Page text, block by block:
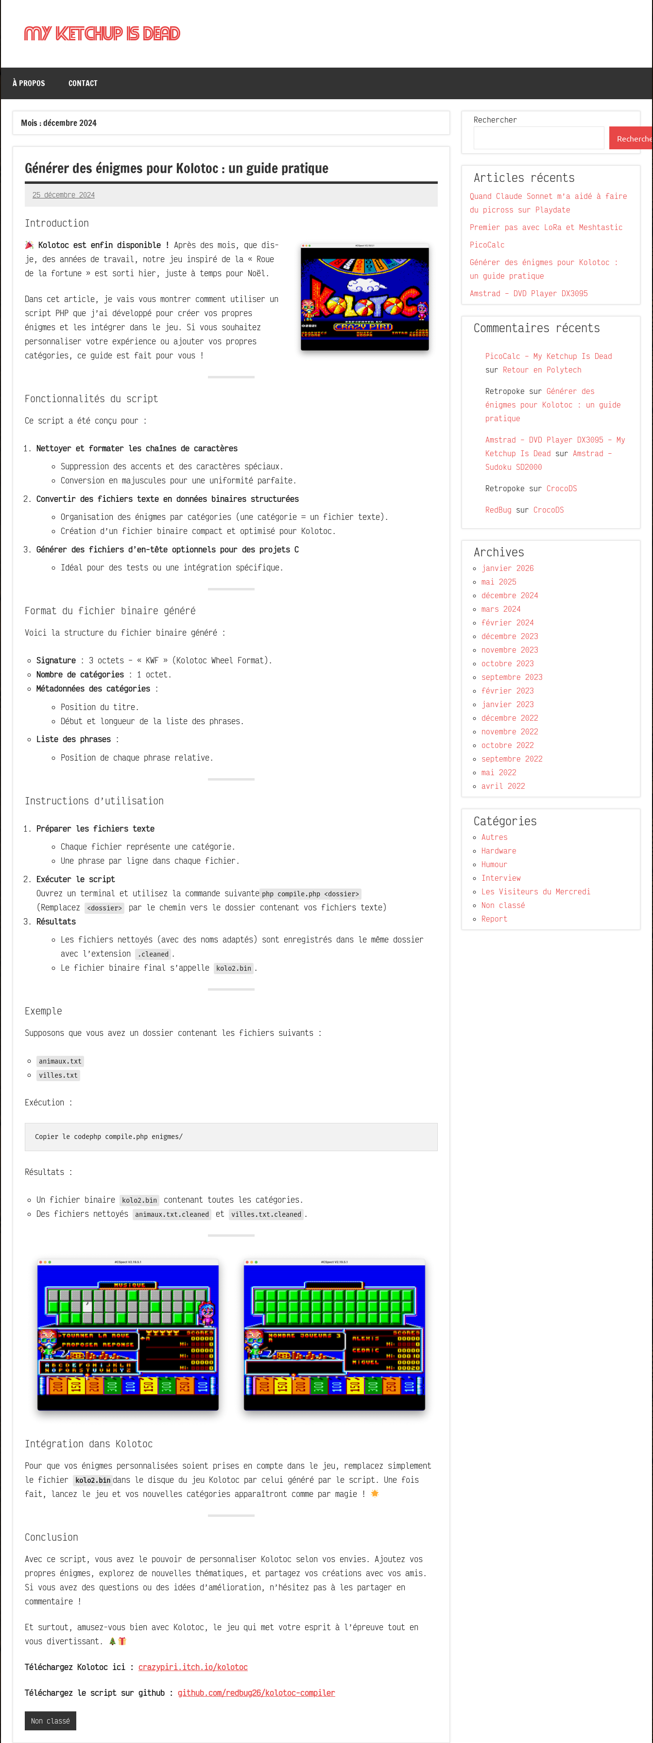
contenuMy Ketchup Is Dead
À PROPOS CONTACT
Mois :décembre 2024
Générer des énigmes pour Kolotoc : un guide pratique
25 décembre 2024
RedBug
1
Introduction
Kolotoc est enfin disponible !
Après des mois, que dis-
je, des années de travail, notre jeu inspiré de la « Roue
de la fortune » est sorti hier, juste à temps pour Noël.
Dans cet article, je vais vous montrer comment utiliser un
script PHP que j’ai développé pour créer vos propres
énigmes et les intégrer dans le jeu. Si vous souhaitez
personnaliser votre expérience ou ajouter vos propres
catégories, ce guide est fait pour vous !
Fonctionnalités du script
Ce script a été conçu pour :
Nettoyer et formater les chaînes de caractères
Suppression des accents et des caractères spéciaux.
Conversion en majuscules pour une uniformité parfaite.
Convertir des fichiers texte en données binaires structurées
Organisation des énigmes par catégories (une catégorie = un fichier texte).
Création d’un fichier binaire compact et optimisé pour Kolotoc.
Générer des fichiers d’en-tête optionnels pour des projets C
Idéal pour des tests ou une intégration spécifique.
Format du fichier binaire généré
Voici la structure du fichier binaire généré :
Signature : 3 octets – « KWF » (Kolotoc Wheel Format).
Nombre de catégories : 1 octet.
Métadonnées des catégories :
Position du titre.
Début et longueur de la liste des phrases.
Liste des phrases :
Position de chaque phrase relative.
Instructions d’utilisation
Préparer les fichiers texte
Chaque fichier représente une catégorie.
Une phrase par ligne dans chaque fichier.
Exécuter le script
Ouvrez un terminal et utilisez la commande suivante php compile.php <dossier>
(Remplacez <dossier>
par le chemin vers le dossier contenant vos fichiers texte)
Résultats
Les fichiers nettoyés (avec des noms adaptés) sont enregistrés dans le même dossier
avec l’extension
.cleaned .
Le fichier binaire final s’appelle
kolo2.bin .
Exemple
Supposons que vous avez un dossier contenant les fichiers suivants :
animaux.txt
villes.txt
Exécution :
Copier le codephp compile.php enigmes/
Résultats :
Un fichier binaire kolo2.bin
contenant toutes les catégories.
Des fichiers nettoyés
animaux.txt.cleaned et villes.txt.cleaned .
Intégration dans Kolotoc
Pour que vos énigmes personnalisées soient prises en compte dans le jeu, remplacez simplement
le fichier
kolo2.bin dans le disque du jeu Kolotoc par celui généré par le script. Une fois
fait, lancez le jeu et vos nouvelles catégories apparaîtront comme par magie !
Conclusion
Avec ce script, vous avez le pouvoir de personnaliser Kolotoc selon vos envies. Ajoutez vos
propres énigmes, explorez de nouvelles thématiques, et partagez vos créations avec vos amis.
Si vous avez des questions ou des idées d’amélioration, n’hésitez pas à les partager en
commentaire !
Et surtout, amusez-vous bien avec Kolotoc, le jeu qui met votre esprit à l’épreuve tout en
vous divertissant.
Téléchargez Kolotoc ici : crazypiri.itch.io/kolotoc
Téléchargez le script sur github : github.com/redbug26/kolotoc-compiler
Non classé
Rechercher
Articles récents
Quand Claude Sonnet m’a aidé à faire
du picross sur Playdate
Premier pas avec LoRa et Meshtastic
PicoCalc
Générer des énigmes pour Kolotoc :
un guide pratique
Amstrad – DVD Player DX3095
Commentaires récents
PicoCalc – My Ketchup Is Dead
sur Retour en Polytech
Retropoke sur Générer des
énigmes pour Kolotoc : un guide
pratique
Amstrad – DVD Player DX3095 – My
Ketchup Is Dead sur Amstrad –
Sudoku SD2000
Retropoke sur CrocoDS
RedBug sur CrocoDS
Archives
janvier 2026
mai 2025
décembre 2024
mars 2024
février 2024
décembre 2023
novembre 2023
octobre 2023
septembre 2023
février 2023
janvier 2023
décembre 2022
novembre 2022
octobre 2022
septembre 2022
mai 2022
avril 2022
Catégories
Autres
Hardware
Humour
Interview
Les Visiteurs du Mercredi
Non classé
Report